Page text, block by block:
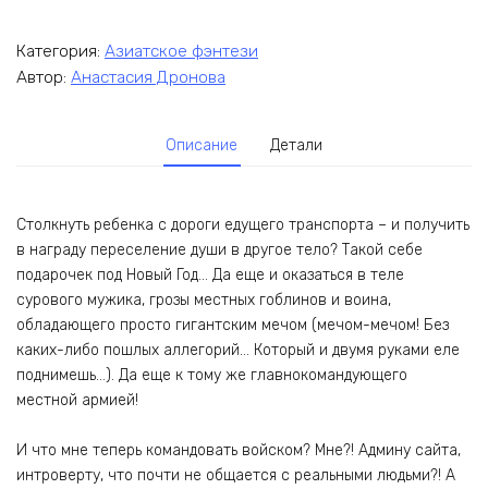
Категория: Азиатское фэнтези
Автор: Анастасия Дронова
Описание Детали
Столкнуть ребенка с дороги едущего транспорта – и получить
в награду переселение души в другое тело? Такой себе
подарочек под Новый Год… Да еще и оказаться в теле
сурового мужика, грозы местных гоблинов и воина,
обладающего просто гигантским мечом (мечом-мечом! Без
каких-либо пошлых аллегорий… Который и двумя руками еле
поднимешь…). Да еще к тому же главнокомандующего
местной армией!
И что мне теперь командовать войском? Мне?! Админу сайта,
интроверту, что почти не общается с реальными людьми?! А